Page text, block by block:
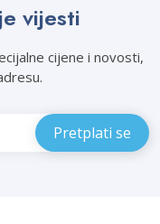
vijesti
cijene i novosti,